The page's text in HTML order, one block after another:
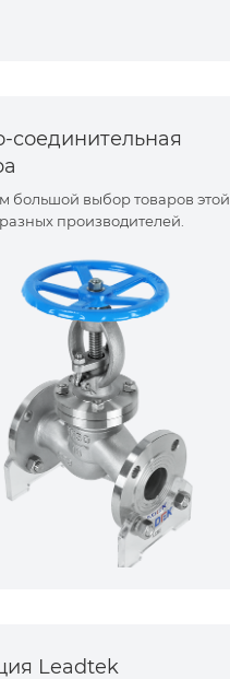
соединительная
большой выбор товаров этой
производителей.
Leadtek